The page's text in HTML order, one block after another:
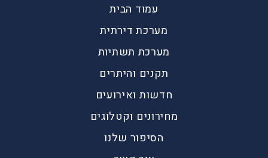
עמוד הבית
מערכת דירתית
מערכת תשתיות
תקנים והיתרים
חדשות ואירועים
מחירונים וקטלוגים
הסיפור שלנו